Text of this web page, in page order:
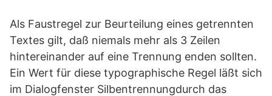
Als Faustregel zur Beurteilung eines getrennten
Textes gilt, daß niemals mehr als 3 Zeilen
hintereinander auf eine Trennung enden sollten.
Ein Wert für diese typographische Regel läßt sich
im Dialogfenster Silbentrennungdurch das